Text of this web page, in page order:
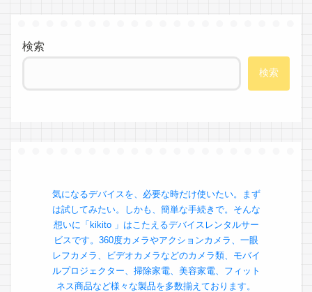
検索
検索
気になるデバイスを、必要な時だけ使いたい。まず
は試してみたい。しかも、簡単な手続きで。そんな
想いに「kikito 」はこたえるデバイスレンタルサー
ビスです。360度カメラやアクションカメラ、一眼
レフカメラ、ビデオカメラなどのカメラ類、モバイ
ルプロジェクター、掃除家電、美容家電、フィット
ネス商品など様々な製品を多数揃えております。